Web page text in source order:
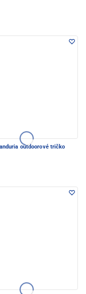
outdoorové tričko
POD SNĚŽKOU